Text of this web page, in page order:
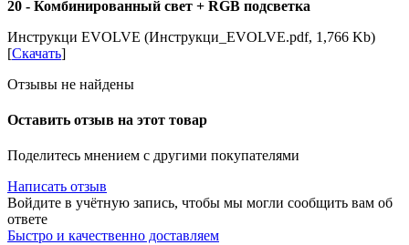
20 - Комбинированный свет + RGB подсветка
Инструкци EVOLVE (Инструкци_EVOLVE.pdf, 1,766 Kb)
[Скачать]
Отзывы не найдены
Оставить отзыв на этот товар
Поделитесь мнением с другими покупателями
Написать отзыв
Войдите в учётную запись, чтобы мы могли сообщить вам об
ответе
Быстро и качественно доставляем